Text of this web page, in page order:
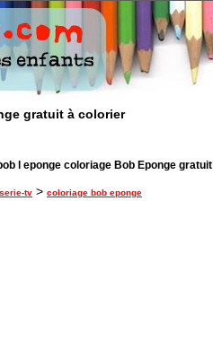
gratuit à colorier
l eponge coloriage Bob Eponge gratuit
tv > coloriage bob eponge